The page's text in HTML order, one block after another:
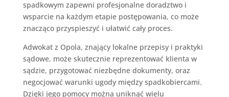
spadkowym zapewni profesjonalne doradztwo i
wsparcie na każdym etapie postępowania, co może
znacząco przyspieszyć i ułatwić cały proces.
Adwokat z Opola, znający lokalne przepisy i praktyki
sądowe, może skutecznie reprezentować klienta w
sądzie, przygotować niezbędne dokumenty, oraz
negocjować warunki ugody między spadkobiercami.
Dzięki jego pomocy można uniknąć wielu